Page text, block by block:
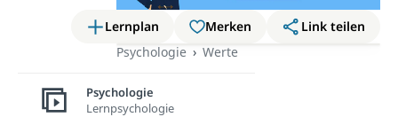
Lernplan Merken
Link teilen
Psychologie
Werte
Empathie
Psychologie
Lernpsychologie